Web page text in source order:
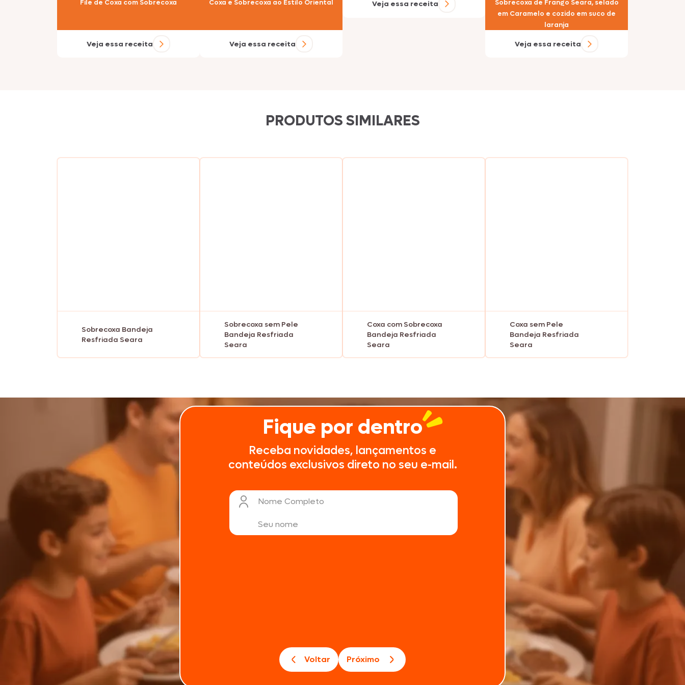
Nhô Bento
File de Coxa com Sobrecoxa
Veja essa receita
Coxa e Sobrecoxa ao Estilo Oriental
Veja essa receita
Veja essa receita
Sobrecoxa de Frango Seara, selado
em Caramelo e cozido em suco de
laranja
Veja essa receita
PRODUTOS SIMILARES
Sobrecoxa Bandeja
Resfriada Seara
Sobrecoxa sem Pele
Bandeja Resfriada
Seara
Coxa com Sobrecoxa
Bandeja Resfriada
Seara
Coxa sem Pele
Bandeja Resfriada
Seara
Fique por dentro
Receba novidades, lançamentos e
conteúdos exclusivos direto no seu e-mail.
Nome Completo Telefone
Voltar Próximo